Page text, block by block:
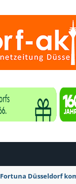
Fortuna Düsseldorf